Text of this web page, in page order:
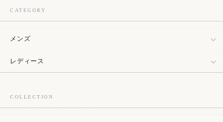
CATEGORY
メンズ
レディース
COLLECTION